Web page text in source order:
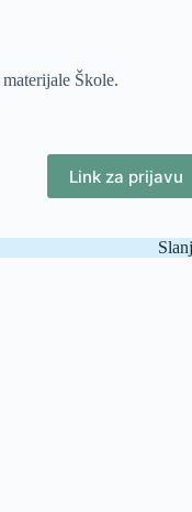
Škole.
Link za prijavu